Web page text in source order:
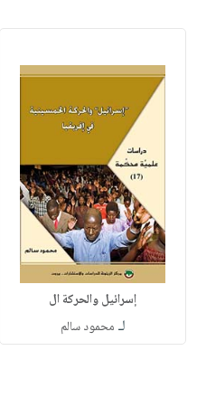
إسرائيل والحركة ال
لـ محمود سالم